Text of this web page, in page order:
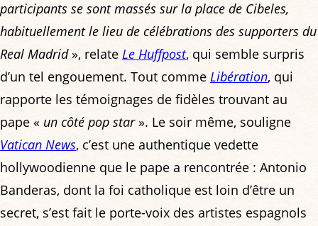
participants se sont massés sur la place de Cibeles,
habituellement le lieu de célébrations des supporters du
Real Madrid», relate Le Huffpost, qui semble surpris
d’un tel engouement. Tout comme Libération, qui
rapporte les témoignages de fidèles trouvant au
pape « un côté pop star». Le soir même, souligne
Vatican News, c’est une authentique vedette
hollywoodienne que le pape a rencontrée : Antonio
Banderas, dont la foi catholique est loin d’être un
secret, s’est fait le porte-voix des artistes espagnols